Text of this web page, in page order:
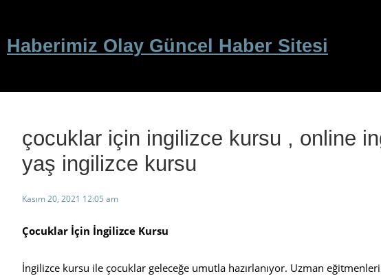
Haberimiz Olay Güncel Haber Sitesi
çocuklar için ingilizce kursu , online
yaş ingilizce kursu
Kasım 20, 2021 12:05 am
Çocuklar İçin İngilizce Kursu
İngilizce kursu ile çocuklar geleceğe umutla hazırlanıyor. Uzman